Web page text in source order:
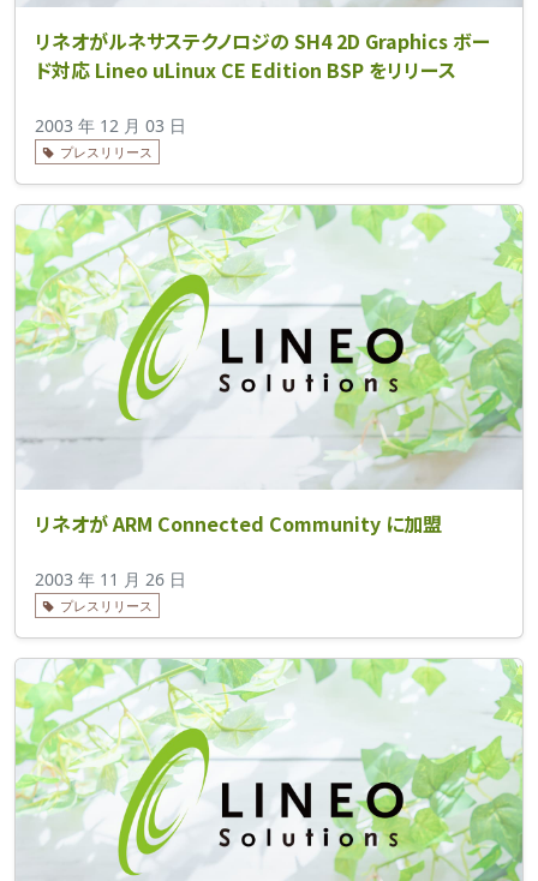
リネオがルネサステクノロジの SH4 2D Graphics ボー
ド対応 Lineo uLinux CE Edition BSP をリリース
2003 年 12 月 03 日
プレスリリース
リネオが ARM Connected Community に加盟
2003 年 11 月 26 日
プレスリリース